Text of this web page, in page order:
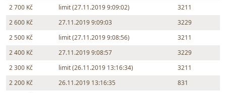
2 700 Kč
limit (27.11.2019 9:09:02)
3211
2 600 Kč
27.11.2019 9:09:03
3229
2 500 Kč
limit (27.11.2019 9:08:56)
3211
2 400 Kč
27.11.2019 9:08:57
3229
2 300 Kč
limit (26.11.2019 13:16:34)
3211
2 200 Kč
26.11.2019 13:16:35
831